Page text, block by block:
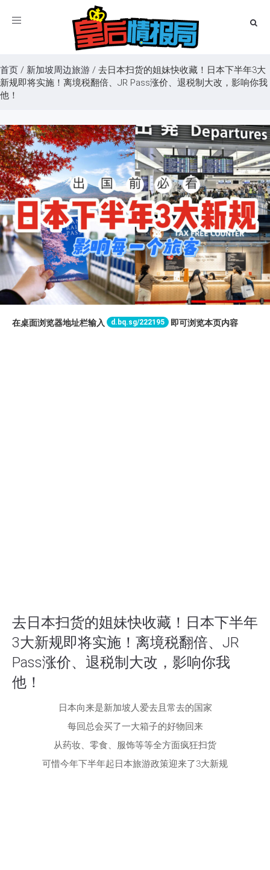
Toggle
首页 / 新加坡周边旅游 / 去日本扫货的姐妹快收藏！日本下半年3大
新规即将实施！离境税翻倍、JR Pass涨价、退税制大改，影响你我
他！
在桌面浏览器地址栏输入 d.bq.sg/222195 即可浏览本页内容
去日本扫货的姐妹快收藏！日本下半年
3大新规即将实施！离境税翻倍、JR
Pass涨价、退税制大改，影响你我
他！
日本向来是新加坡人爱去且常去的国家
每回总会买了一大箱子的好物回来
从药妆、零食、服饰等等全方面疯狂扫货
可惜今年下半年起日本旅游政策迎来了3大新规